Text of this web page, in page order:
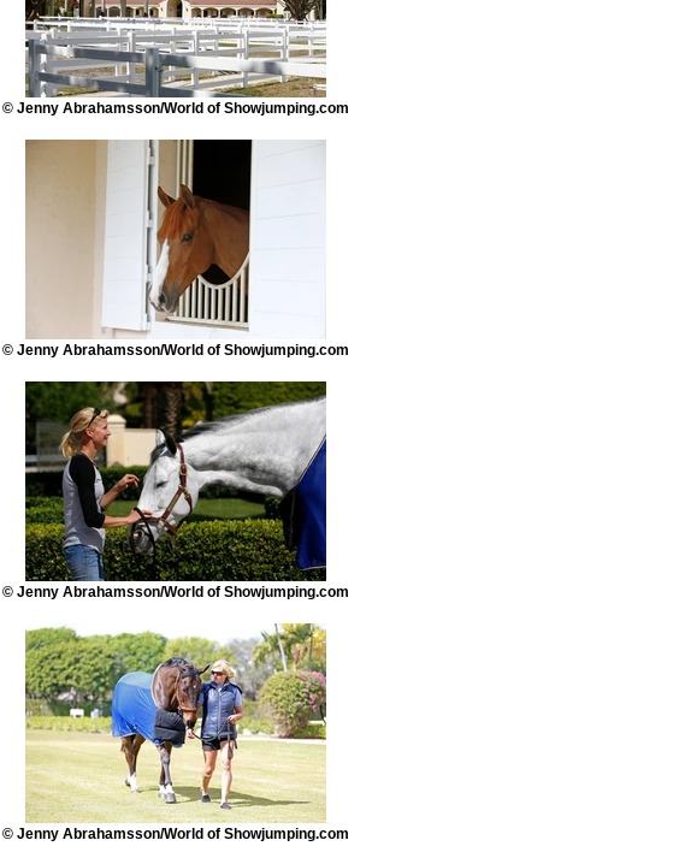
© Jenny Abrahamsson/World of Showjumping.com
© Jenny Abrahamsson/World of Showjumping.com
© Jenny Abrahamsson/World of Showjumping.com
© Jenny Abrahamsson/World of Showjumping.com